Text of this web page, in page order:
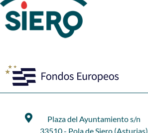
Plaza del Ayuntamiento s/n
33510 - Pola de Siero (Asturias)